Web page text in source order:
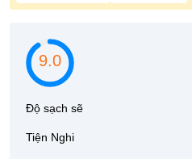
9.0
Độ sạch sẽ
Tiện Nghi